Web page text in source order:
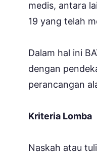
medis, antara
19 yang telah
Dalam hal ini
dengan
perancangan
Kriteria Lomba
Naskah atau